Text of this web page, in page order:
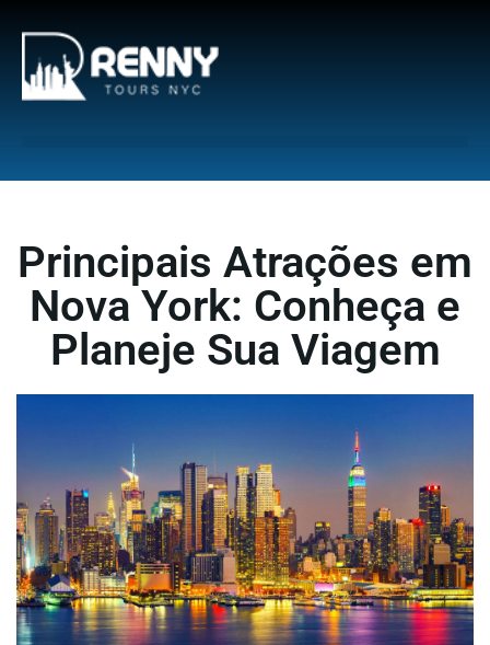
Principais Atrações em
Nova York: Conheça e
Planeje Sua Viagem